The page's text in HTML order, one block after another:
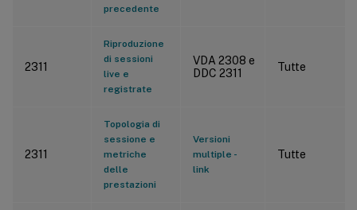
precedente
2311
Riproduzione
di sessioni
live e
registrate
VDA 2308 e
DDC 2311
Tutte
2311
Topologia di
sessione e
metriche
delle
prestazioni
Versioni
multiple -
link
Tutte